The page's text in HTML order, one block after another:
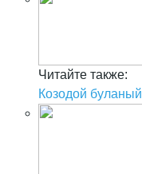
Читайте также:
Козодой